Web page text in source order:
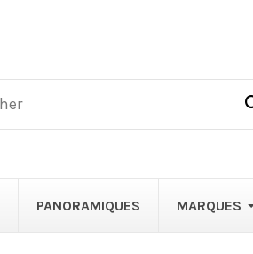
PANORAMIQUES MARQUES